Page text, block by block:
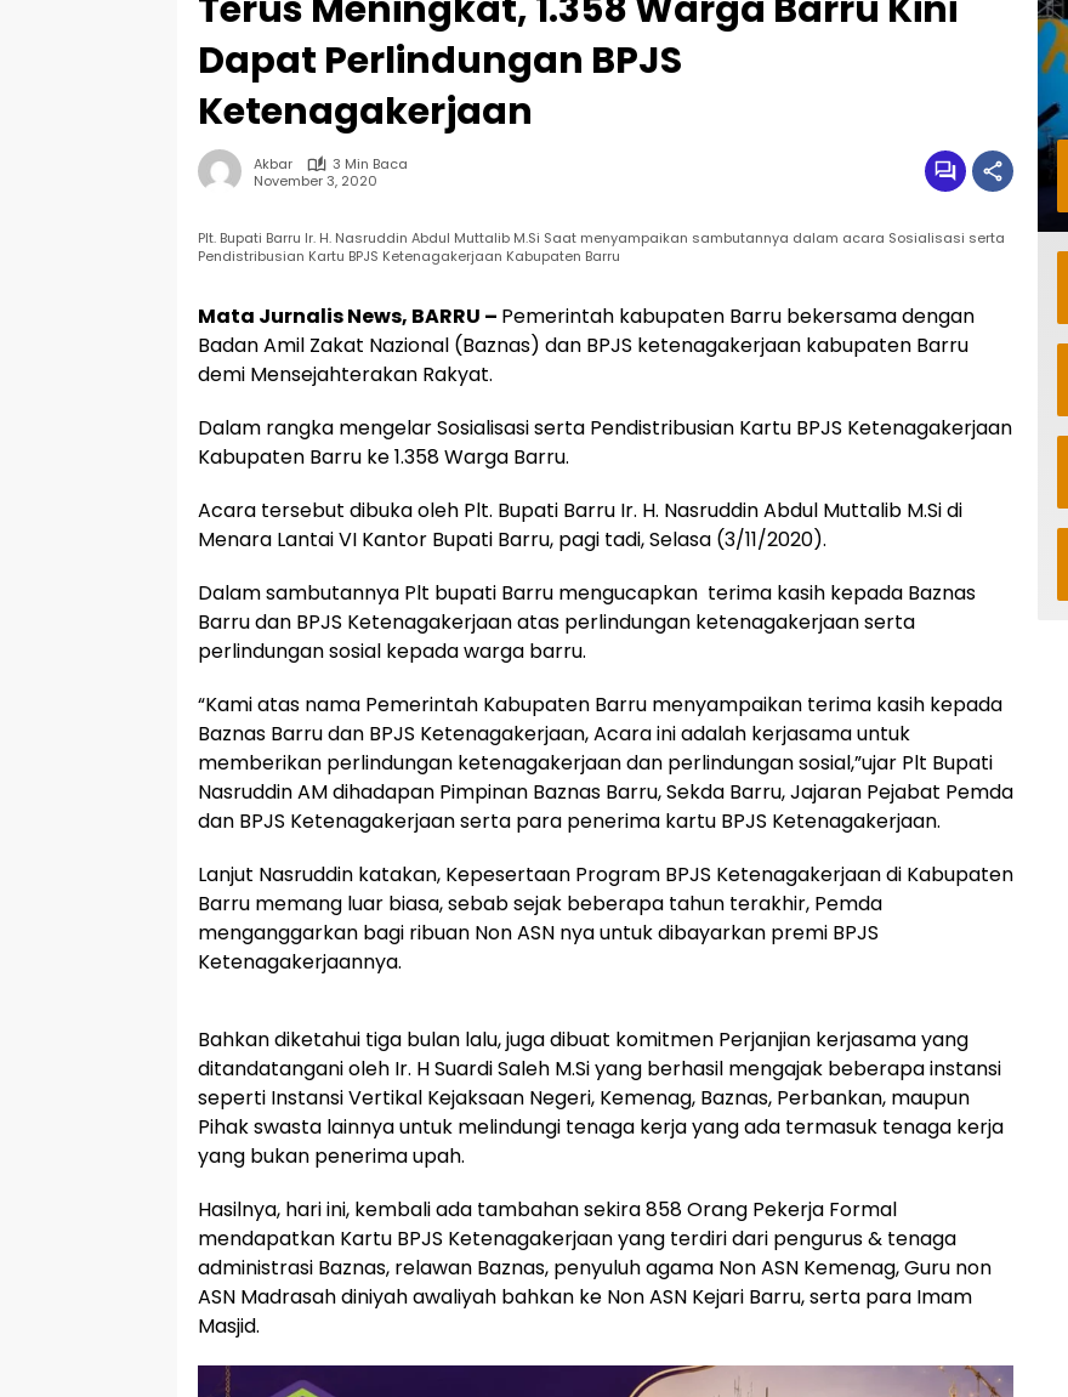
Dapat Perlindungan BPJS
Ketenagakerjaan
Akbar
3 Min Baca
November 3, 2020
Plt. Bupati Barru Ir. H. Nasruddin Abdul Muttalib M.Si Saat menyampaikan sambutannya dalam acara Sosialisasi serta
Pendistribusian Kartu BPJS Ketenagakerjaan Kabupaten Barru
Mata Jurnalis News, BARRU – Pemerintah kabupaten Barru bekersama dengan
Badan Amil Zakat Nazional (Baznas) dan BPJS ketenagakerjaan kabupaten Barru
demi Mensejahterakan Rakyat.
Dalam rangka mengelar Sosialisasi serta Pendistribusian Kartu BPJS Ketenagakerjaan
Kabupaten Barru ke 1.358 Warga Barru.
Acara tersebut dibuka oleh Plt. Bupati Barru Ir. H. Nasruddin Abdul Muttalib M.Si di
Menara Lantai VI Kantor Bupati Barru, pagi tadi, Selasa (3/11/2020).
Dalam sambutannya Plt bupati Barru mengucapkan terima kasih kepada Baznas
Barru dan BPJS Ketenagakerjaan atas perlindungan ketenagakerjaan serta
perlindungan sosial kepada warga barru.
“Kami atas nama Pemerintah Kabupaten Barru menyampaikan terima kasih kepada
Baznas Barru dan BPJS Ketenagakerjaan, Acara ini adalah kerjasama untuk
memberikan perlindungan ketenagakerjaan dan perlindungan sosial,”ujar Plt Bupati
Nasruddin AM dihadapan Pimpinan Baznas Barru, Sekda Barru, Jajaran Pejabat Pemda
dan BPJS Ketenagakerjaan serta para penerima kartu BPJS Ketenagakerjaan.
Lanjut Nasruddin katakan, Kepesertaan Program BPJS Ketenagakerjaan di Kabupaten
Barru memang luar biasa, sebab sejak beberapa tahun terakhir, Pemda
menganggarkan bagi ribuan Non ASN nya untuk dibayarkan premi BPJS
Ketenagakerjaannya.
Bahkan diketahui tiga bulan lalu, juga dibuat komitmen Perjanjian kerjasama yang
ditandatangani oleh Ir. H Suardi Saleh M.Si yang berhasil mengajak beberapa instansi
seperti Instansi Vertikal Kejaksaan Negeri, Kemenag, Baznas, Perbankan, maupun
Pihak swasta lainnya untuk melindungi tenaga kerja yang ada termasuk tenaga kerja
yang bukan penerima upah.
Hasilnya, hari ini, kembali ada tambahan sekira 858 Orang Pekerja Formal
mendapatkan Kartu BPJS Ketenagakerjaan yang terdiri dari pengurus & tenaga
administrasi Baznas, relawan Baznas, penyuluh agama Non ASN Kemenag, Guru non
ASN Madrasah diniyah awaliyah bahkan ke Non ASN Kejari Barru, serta para Imam
Masjid.